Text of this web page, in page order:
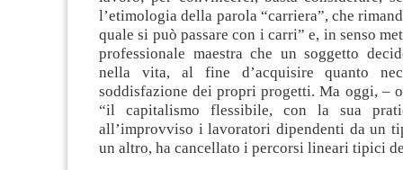
l’etimologia della parola “carriera”, che
quale si può passare con i carri” e, in senso
professionale maestra che un soggetto
nella vita, al fine d’acquisire quanto
soddisfazione dei propri progetti. Ma oggi, –
“il capitalismo flessibile, con la sua
all’improvviso i lavoratori dipendenti da un
un altro, ha cancellato i percorsi lineari tipici